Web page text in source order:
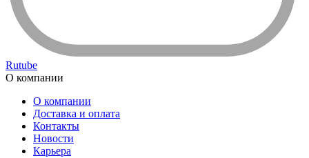
Rutube
О компании
О компании
Доставка и оплата
Контакты
Новости
Карьера